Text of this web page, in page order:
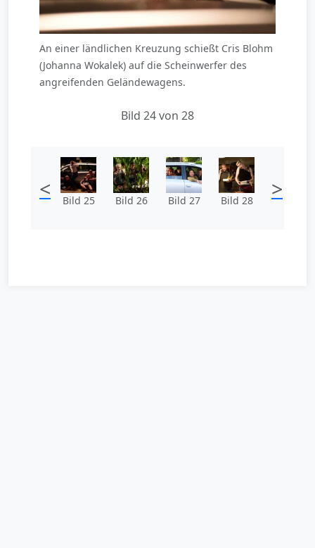
An einer ländlichen Kreuzung schießt Cris Blohm
(Johanna Wokalek) auf die Scheinwerfer des
angreifenden Geländewagens.
Bild 24 von 28
< Bild 25 Bild 26 Bild 27 Bild 28 >